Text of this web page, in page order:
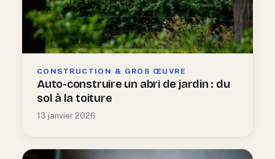
CONSTRUCTION & GROS ŒUVRE
Auto-construire un abri de jardin : du
sol à la toiture
13 janvier 2026